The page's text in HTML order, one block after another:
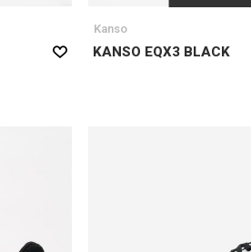
Kanso
KANSO EQX3 BLACK